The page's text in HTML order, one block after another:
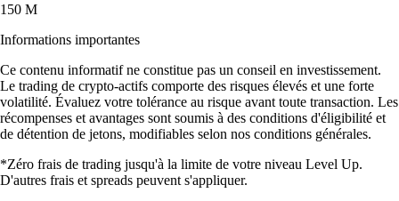
150 M
Informations importantes
Ce contenu informatif ne constitue pas un conseil en investissement.
Le trading de crypto-actifs comporte des risques élevés et une forte
volatilité. Évaluez votre tolérance au risque avant toute transaction. Les
récompenses et avantages sont soumis à des conditions d'éligibilité et
de détention de jetons, modifiables selon nos conditions générales.
*Zéro frais de trading jusqu'à la limite de votre niveau Level Up.
D'autres frais et spreads peuvent s'appliquer.